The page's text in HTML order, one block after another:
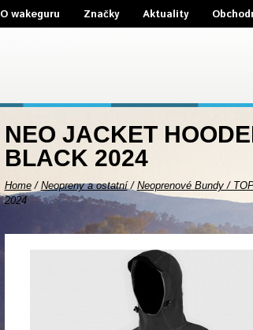
O wakeguru Značky Aktuality
NEO JACKET
BLACK 2024
Home/ Neopreny a ostatní/ Neoprenové Bundy /
2024